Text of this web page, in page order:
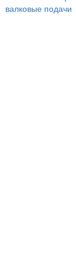
валковые подачи